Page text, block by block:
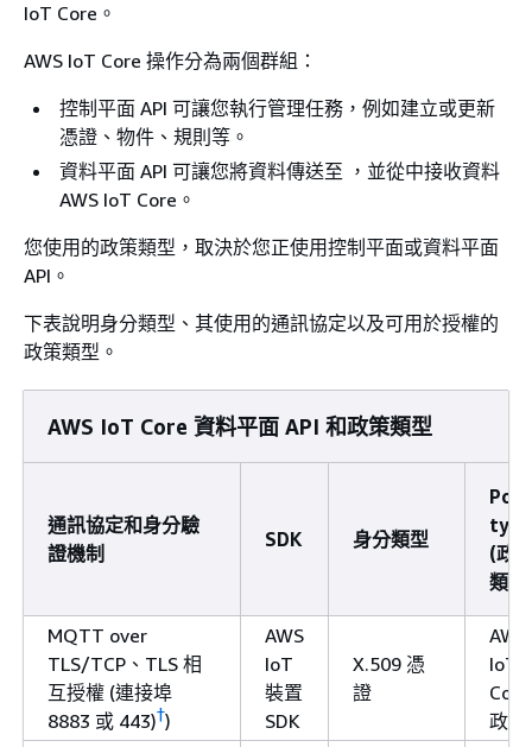
IoT Core。
AWS IoT Core 操作分為兩個群組：
控制平面 API 可讓您執行管理任務，例如建立或更新
憑證、物件、規則等。
資料平面 API 可讓您將資料傳送至 ，並從中接收資料
AWS IoT Core。
您使用的政策類型，取決於您正使用控制平面或資料平面
API。
下表說明身分類型、其使用的通訊協定以及可用於授權的
政策類型。
AWS IoT Core 資料平面 API 和政策類型
通訊協定和身分驗
證機制
SDK 身分類型
type
(政
類型)
MQTT over
TLS/TCP、TLS 相
互授權 (連接埠
8883 或 443)†)
AWS
IoT
裝置
SDK
X.509 憑
證
AWS
IoT
Core
政策